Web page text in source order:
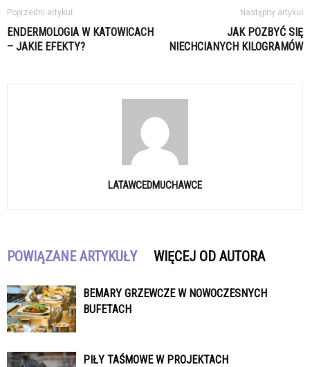
Poprzedni artykuł
ENDERMOLOGIA W KATOWICACH
– JAKIE EFEKTY?
Następny artykuł
JAK POZBYĆ SIĘ
NIECHCIANYCH KILOGRAMÓW
LATAWCEDMUCHAWCE
POWIĄZANE ARTYKUŁY WIĘCEJ OD AUTORA
BEMARY GRZEWCZE W NOWOCZESNYCH
BUFETACH
PIŁY TAŚMOWE W PROJEKTACH